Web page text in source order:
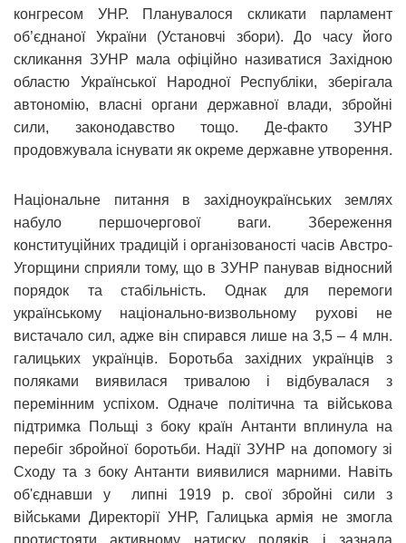
конгресом УНР. Планувалося скликати парламент
об’єднаної України (Установчі збори). До часу його
скликання ЗУНР мала офіційно називатися Західною
областю Української Народної Республіки, зберігала
автономію, власні органи державної влади, збройні
сили, законодавство тощо. Де-факто ЗУНР
продовжувала існувати як окреме державне утворення.
Національне питання в західноукраїнських землях
набуло першочергової ваги. Збереження
конституційних традицій і організованості часів Австро-
Угорщини сприяли тому, що в ЗУНР панував відносний
порядок та стабільність. Однак для перемоги
українському національно-визвольному рухові не
вистачало сил, адже він спирався лише на 3,5 – 4 млн.
галицьких українців. Боротьба західних українців з
поляками виявилася тривалою і відбувалася з
перемінним успіхом. Одначе політична та військова
підтримка Польщі з боку країн Антанти вплинула на
перебіг збройної боротьби. Надії ЗУНР на допомогу зі
Сходу та з боку Антанти виявилися марними. Навіть
об'єднавши у липні 1919 р. свої збройні сили з
військами Директорії УНР, Галицька армія не змогла
протистояти активному натиску поляків і зазнала